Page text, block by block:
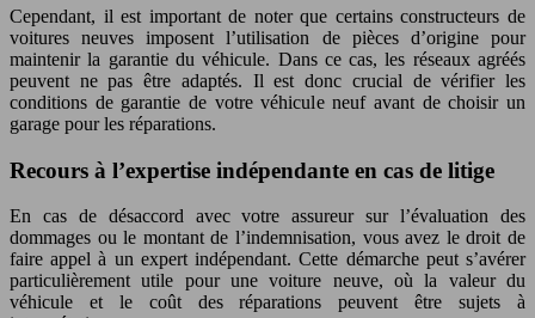
Cependant, il est important de noter que certains constructeurs de
voitures neuves imposent l’utilisation de pièces d’origine pour
maintenir la garantie du véhicule. Dans ce cas, les réseaux agréés
peuvent ne pas être adaptés. Il est donc crucial de vérifier les
conditions de garantie de votre véhicule neuf avant de choisir un
garage pour les réparations.
Recours à l’expertise indépendante en cas de litige
En cas de désaccord avec votre assureur sur l’évaluation des
dommages ou le montant de l’indemnisation, vous avez le droit de
faire appel à un expert indépendant. Cette démarche peut s’avérer
particulièrement utile pour une voiture neuve, où la valeur du
véhicule et le coût des réparations peuvent être sujets à